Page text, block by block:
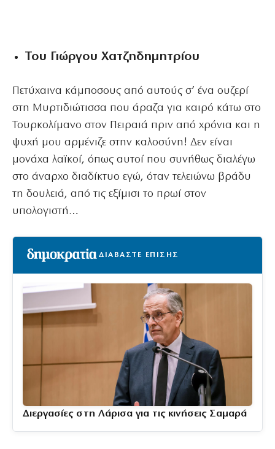
Του Γιώργου Χατζηδημητρίου
Πετύχαινα κάμποσους από αυτούς σ’ ένα ουζερί
στη Μυρτιδιώτισσα που άραζα για καιρό κάτω στο
Τουρκολίμανο στον Πειραιά πριν από χρόνια και η
ψυχή μου αρμένιζε στην καλοσύνη! Δεν είναι
μονάχα λαϊκοί, όπως αυτοί που συνήθως διαλέγω
στο άναρχο διαδίκτυο εγώ, όταν τελειώνω βράδυ
τη δουλειά, από τις εξίμισι το πρωί στον
υπολογιστή…
ΔΙΑΒΑΣΤΕ ΕΠΙΣΗΣ
Διεργασίες στη Λάρισα για τις κινήσεις Σαμαρά